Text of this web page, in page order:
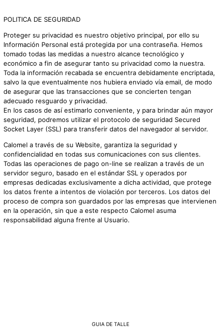
POLITICA DE SEGURIDAD
Proteger su privacidad es nuestro objetivo principal, por ello su
Información Personal está protegida por una contraseña. Hemos
tomado todas las medidas a nuestro alcance tecnológico y
económico a fin de asegurar tanto su privacidad como la nuestra.
Toda la información recabada se encuentra debidamente encriptada,
salvo la que eventualmente nos hubiera enviado vía email, de modo
de asegurar que las transacciones que se concierten tengan
adecuado resguardo y privacidad.
En los casos de así estimarlo conveniente, y para brindar aún mayor
seguridad, podremos utilizar el protocolo de seguridad Secured
Socket Layer (SSL) para transferir datos del navegador al servidor.
Calomel a través de su Website, garantiza la seguridad y
confidencialidad en todas sus comunicaciones con sus clientes.
Todas las operaciones de pago on-line se realizan a través de un
servidor seguro, basado en el estándar SSL y operados por
empresas dedicadas exclusivamente a dicha actividad, que protege
los datos frente a intentos de violación por terceros. Los datos del
proceso de compra son guardados por las empresas que intervienen
en la operación, sin que a este respecto Calomel asuma
responsabilidad alguna frente al Usuario.
GUIA DE TALLE